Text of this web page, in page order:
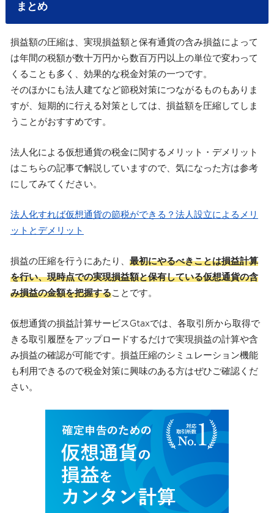
まとめ
損益額の圧縮は、実現損益額と保有通貨の含み損益によって
は年間の税額が数十万円から数百万円以上の単位で変わって
くることも多く、効果的な税金対策の一つです。
そのほかにも法人建てなど節税対策につながるものもありま
すが、短期的に行える対策としては、損益額を圧縮してしま
うことがおすすめです。
法人化による仮想通貨の税金に関するメリット・デメリット
はこちらの記事で解説していますので、気になった方は参考
にしてみてください。
法人化すれば仮想通貨の節税ができる？法人設立によるメリ
ットとデメリット
損益の圧縮を行うにあたり、 最初にやるべきことは損益計算
を行い、現時点での実現損益額と保有している仮想通貨の含
み損益の金額を把握することです。
仮想通貨の損益計算サービスGtaxでは、各取引所から取得で
きる取引履歴をアップロードするだけで実現損益の計算や含
み損益の確認が可能です。損益圧縮のシミュレーション機能
も利用できるので税金対策に興味のある方はぜひご確認くだ
さい。